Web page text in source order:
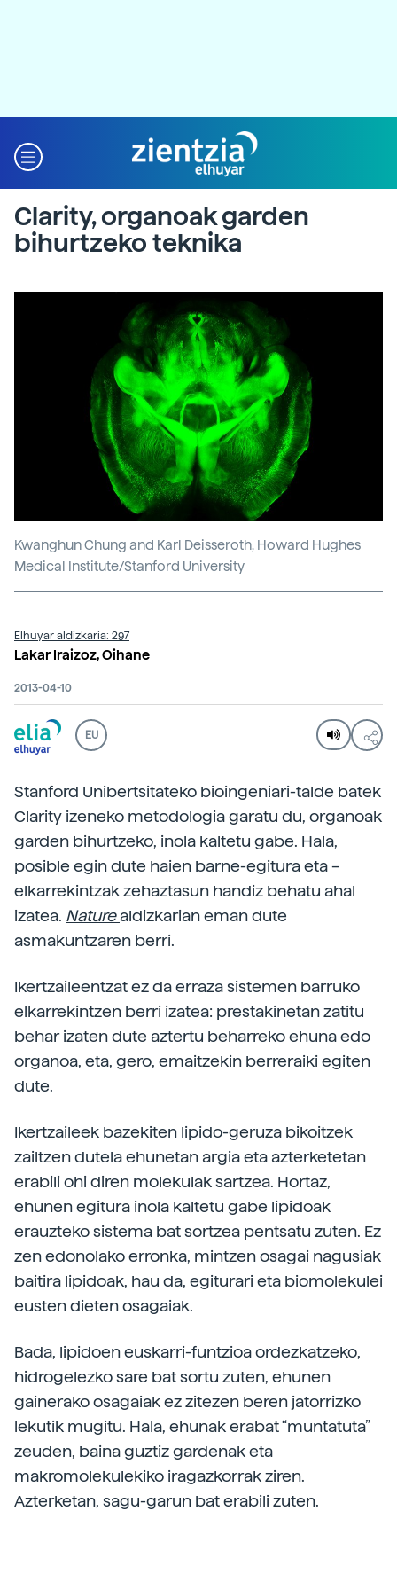
Clarity, organoak garden
bihurtzeko teknika
Kwanghun Chung and Karl Deisseroth, Howard Hughes
Medical Institute/Stanford University
Elhuyar aldizkaria: 297
Lakar Iraizoz, Oihane
2013-04-10
EU
Stanford Unibertsitateko bioingeniari-talde batek
Clarity izeneko metodologia garatu du, organoak
garden bihurtzeko, inola kaltetu gabe. Hala,
posible egin dute haien barne-egitura eta –
elkarrekintzak zehaztasun handiz behatu ahal
izatea. Naturealdizkarian eman dute
asmakuntzaren berri.
Ikertzaileentzat ez da erraza sistemen barruko
elkarrekintzen berri izatea: prestakinetan zatitu
behar izaten dute aztertu beharreko ehuna edo
organoa, eta, gero, emaitzekin berreraiki egiten
dute.
Ikertzaileek bazekiten lipido-geruza bikoitzek
zailtzen dutela ehunetan argia eta azterketetan
erabili ohi diren molekulak sartzea. Hortaz,
ehunen egitura inola kaltetu gabe lipidoak
erauzteko sistema bat sortzea pentsatu zuten. Ez
zen edonolako erronka, mintzen osagai nagusiak
baitira lipidoak, hau da, egiturari eta biomolekulei
eusten dieten osagaiak.
Bada, lipidoen euskarri-funtzioa ordezkatzeko,
hidrogelezko sare bat sortu zuten, ehunen
gainerako osagaiak ez zitezen beren jatorrizko
lekutik mugitu. Hala, ehunak erabat “muntatuta”
zeuden, baina guztiz gardenak eta
makromolekulekiko iragazkorrak ziren.
Azterketan, sagu-garun bat erabili zuten.